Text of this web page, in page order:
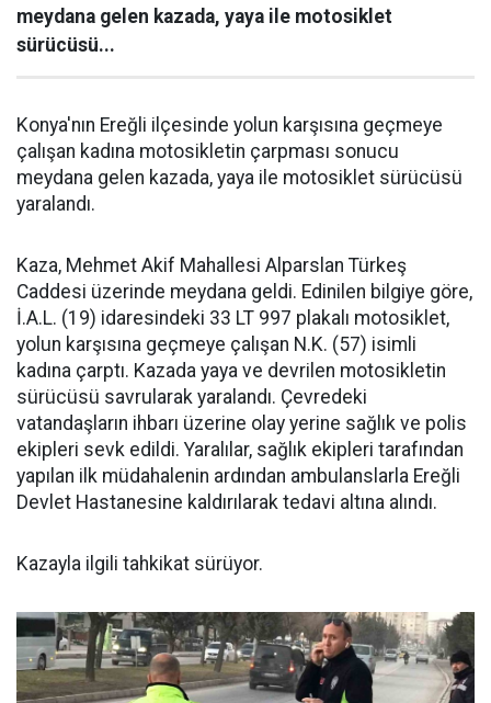
meydana gelen kazada, yaya ile motosiklet
sürücüsü...
Konya'nın Ereğli ilçesinde yolun karşısına geçmeye
çalışan kadına motosikletin çarpması sonucu
meydana gelen kazada, yaya ile motosiklet sürücüsü
yaralandı.
Kaza, Mehmet Akif Mahallesi Alparslan Türkeş
Caddesi üzerinde meydana geldi. Edinilen bilgiye göre,
İ.A.L. (19) idaresindeki 33 LT 997 plakalı motosiklet,
yolun karşısına geçmeye çalışan N.K. (57) isimli
kadına çarptı. Kazada yaya ve devrilen motosikletin
sürücüsü savrularak yaralandı. Çevredeki
vatandaşların ihbarı üzerine olay yerine sağlık ve polis
ekipleri sevk edildi. Yaralılar, sağlık ekipleri tarafından
yapılan ilk müdahalenin ardından ambulanslarla Ereğli
Devlet Hastanesine kaldırılarak tedavi altına alındı.
Kazayla ilgili tahkikat sürüyor.